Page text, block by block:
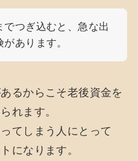
つぎ込むと、急な出
あります。
るからこそ老後資金を
れます。
てしまう人にとって
になります。